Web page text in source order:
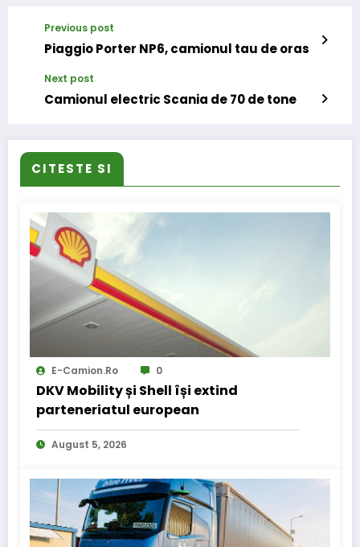
Previous post
Piaggio Porter NP6, camionul tau de oras
Next post
Camionul electric Scania de 70 de tone
CITESTE SI
E-Camion.ro 0
DKV Mobility și Shell își extind
parteneriatul european
August 5, 2026